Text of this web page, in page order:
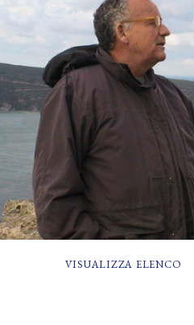
VISUALIZZA ELENCO